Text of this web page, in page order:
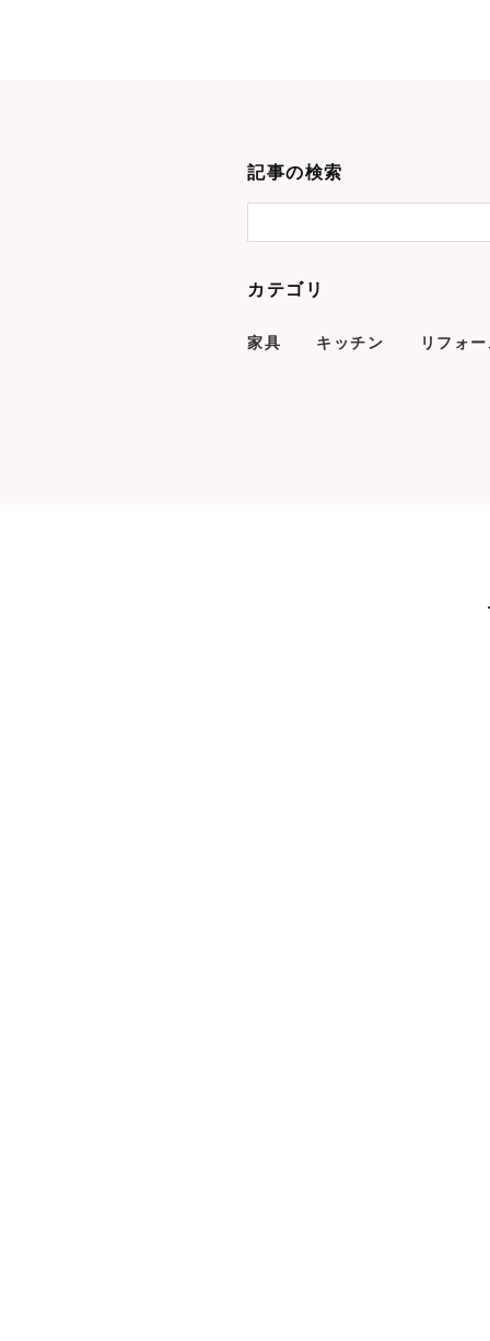
記事の検索
カテゴリ
家具 キッチン リフォ